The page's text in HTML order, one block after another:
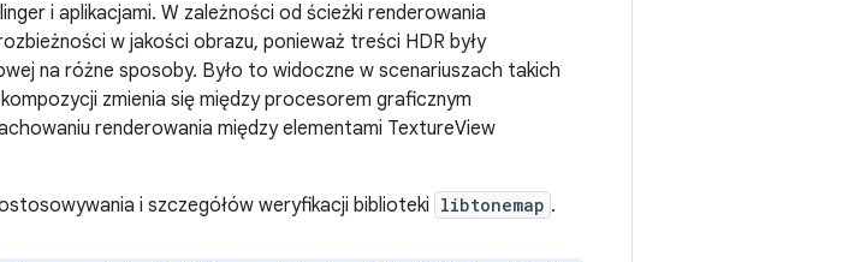
i aplikacjami. W zależności od ścieżki renderowania
w jakości obrazu, ponieważ treści HDR były
na różne sposoby. Było to widoczne w scenariuszach takich
zmienia się między procesorem graficznym
renderowania między elementami TextureView
i szczegółów weryfikacji biblioteki libtonemap .